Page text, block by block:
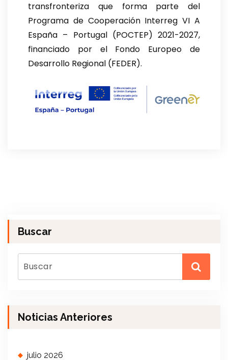
transfronteriza que forma parte del
Programa de Cooperación Interreg VI A
España – Portugal (POCTEP) 2021-2027,
financiado por el Fondo Europeo de
Desarrollo Regional (FEDER).
Buscar
Noticias Anteriores
julio 2026